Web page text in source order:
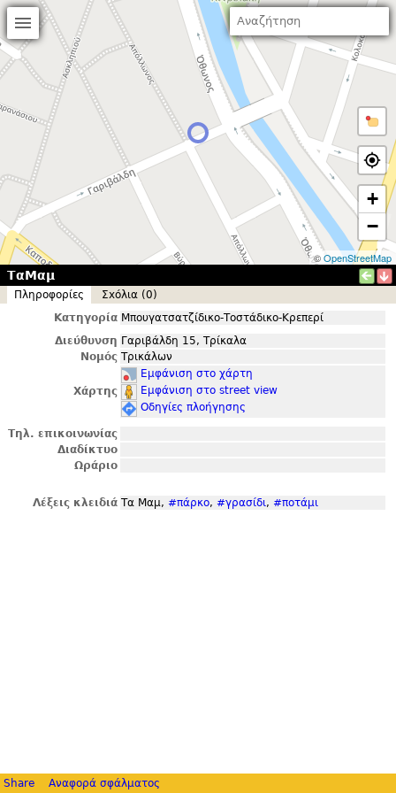
+
−
©OpenStreetMap
ΤαΜαμ
Πληροφορίες
Σxόλια (0)
Κατηγορία Μπουγατσατζίδικο-Τοστάδικο-Κρεπερί
Διεύθυνση Γαριβάλδη 15, Τρίκαλα
Νομός Τρικάλων
Χάρτης
Εμφάνιση στο χάρτη
Εμφάνιση στο street view
Οδηγίες πλοήγησης
Τηλ. επικοινωνίας
Διαδίκτυο
Ωράριο
Λέξεις κλειδιά Τα Μαμ, #πάρκο, #γρασίδι, #ποτάμι
Share Αναφορά σφάλματος